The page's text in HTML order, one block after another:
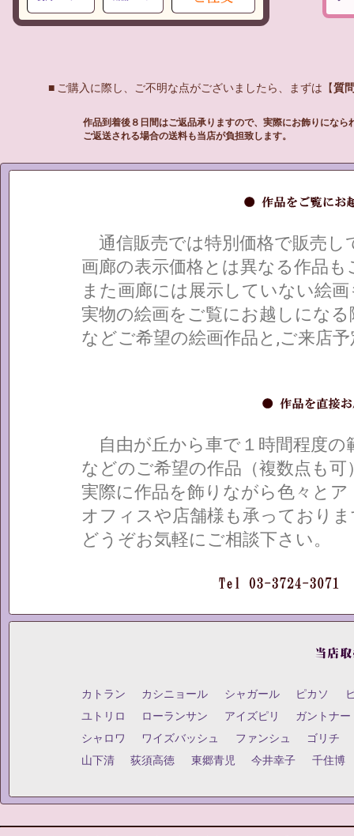
■ ご購入に際し、ご不明な点がございましたら、まずは【質
作品到着後８日間はご返品承りますので、実際にお飾りになら
ご返送される場合の送料も当店が負担致します。
通信販売では特別価格で販売し
画廊の表示価格とは異なる作品
また画廊には展示していない絵
実物の絵画をご覧にお越しにな
などご希望の絵画作品と,ご来店
自由が丘から車で１時間程度の
などのご希望の作品（複数点も可
実際に作品を飾りながら色々と
オフィスや店舗様も承っており
どうぞお気軽にご相談下さい。
カトラン カシニョール シャガール ピカソ
ユトリロ
ローランサン アイズピリ
ガントナー
シャロワ
ワイズバッシュ ファンシュ
ゴリチ
山下清
荻須高徳 東郷青児 今井幸子 千住博